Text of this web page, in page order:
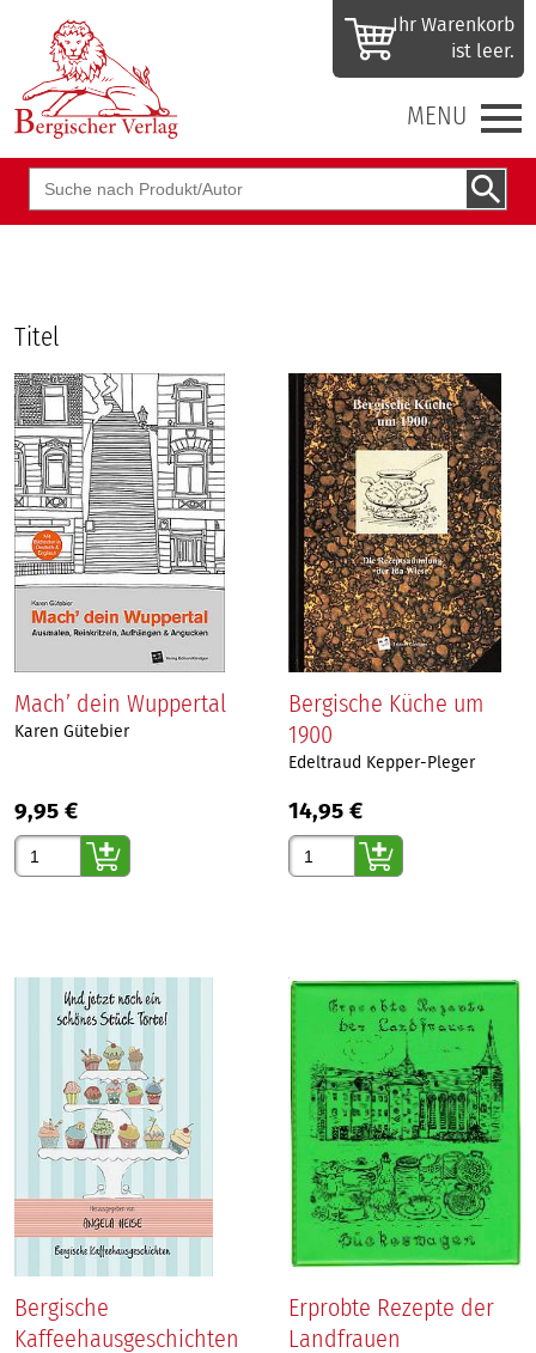
MENU
Ihr Waren­korb
ist leer.
Suchbegriff
Titel
Mach’ dein Wuppertal
Karen Gütebier
9,95 €
Gewünschte Anzahl
Bergische Küche um
1900
Edeltraud Kepper-Pleger
14,95 €
Gewünschte Anzahl
Bergische
Kaffeehausgeschichten
Erprobte Rezepte der
Landfrauen